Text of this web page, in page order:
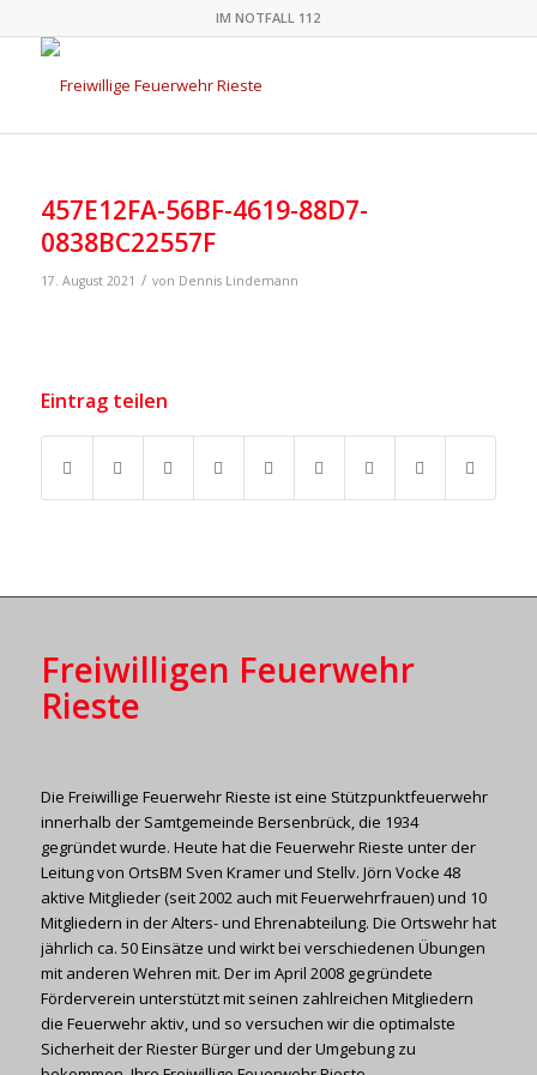
IM NOTFALL 112
457E12FA-56BF-4619-88D7-
0838BC22557F
17. August 2021 / von Dennis Lindemann
Eintrag teilen
Freiwilligen Feuerwehr
Rieste
Die Freiwillige Feuerwehr Rieste ist eine Stützpunktfeuerwehr
innerhalb der Samtgemeinde Bersenbrück, die 1934
gegründet wurde. Heute hat die Feuerwehr Rieste unter der
Leitung von OrtsBM Sven Kramer und Stellv. Jörn Vocke 48
aktive Mitglieder (seit 2002 auch mit Feuerwehrfrauen) und 10
Mitgliedern in der Alters- und Ehrenabteilung. Die Ortswehr hat
jährlich ca. 50 Einsätze und wirkt bei verschiedenen Übungen
mit anderen Wehren mit. Der im April 2008 gegründete
Förderverein unterstützt mit seinen zahlreichen Mitgliedern
die Feuerwehr aktiv, und so versuchen wir die optimalste
Sicherheit der Riester Bürger und der Umgebung zu